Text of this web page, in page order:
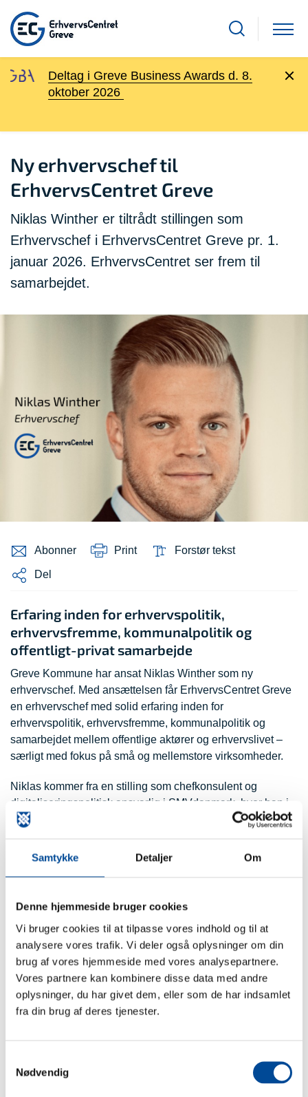
Samtykke Detaljer Om
Denne hjemmeside bruger cookies
Vi bruger cookies til at tilpasse vores indhold og til at
analysere vores trafik. Vi deler også oplysninger om din
brug af vores hjemmeside med vores analysepartnere.
Vores partnere kan kombinere disse data med andre
oplysninger, du har givet dem, eller som de har indsamlet
fra din brug af deres tjenester.
Nødvendig
Deltag i Greve Business Awards d. 8.
oktober 2026
Ny erhvervschef til
ErhvervsCentret Greve
Niklas Winther er tiltrådt stillingen som
Erhvervschef i ErhvervsCentret Greve pr. 1.
januar 2026. ErhvervsCentret ser frem til
samarbejdet.
Abonner Print Forstør tekst
Del
Erfaring inden for erhvervspolitik,
erhvervsfremme, kommunalpolitik og
offentligt-privat samarbejde
Greve Kommune har ansat Niklas Winther som ny
erhvervschef. Med ansættelsen får ErhvervsCentret Greve
en erhvervschef med solid erfaring inden for
erhvervspolitik, erhvervsfremme, kommunalpolitik og
samarbejdet mellem offentlige aktører og erhvervslivet –
særligt med fokus på små og mellemstore virksomheder.
Niklas kommer fra en stilling som chefkonsulent og
digitaliseringspolitisk ansvarlig i SMVdanmark, hvor han i
en årrække har arbejdet med at styrke rammevilkårene for
han haft tæt samarbejde med kommuner,
og politiske ambitioner til konkrete initiativer for
Med et indgående kendskab til virksomhedernes hverdag
og udfordringer – herunder digitalisering, vækstbetingelser
og behovet for stærke partnerskaber – kommer Niklas til
Greve med en klar ambition om at styrke dialogen og
samarbejdet mellem kommune og erhvervsliv.
Et tæt og tillidsfuldt samarbejde mellem kommune og